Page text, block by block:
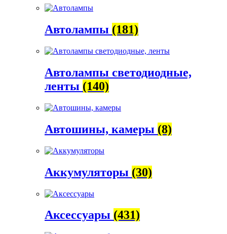
Автолампы (181)
Автолампы светодиодные,
ленты (140)
Автошины, камеры (8)
Аккумуляторы (30)
Аксессуары (431)